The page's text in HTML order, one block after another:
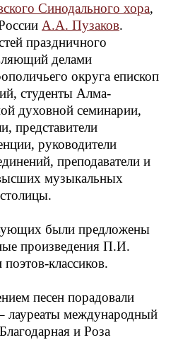
Синодального хора,
А.А. Пузаков.
праздничного
делами
округа епископ
студенты Алма-
духовной семинарии,
представители
руководители
преподаватели и
музыкальных
были предложены
произведения П.И.
классиков.
песен порадовали
лауреаты международный
и Роза